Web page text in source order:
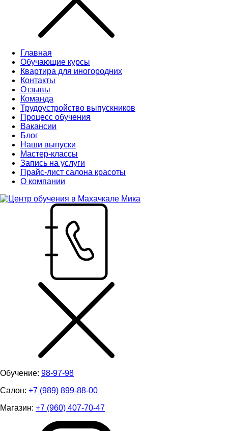
Главная
Обучающие курсы
Квартира для иногородних
Контакты
Отзывы
Команда
Трудоустройство выпускников
Процесс обучения
Вакансии
Блог
Наши выпуски
Мастер-классы
Запись на услуги
Прайс-лист салона красоты
О компании
Обучение: 98-97-98
Салон: +7 (989) 899-88-00
Магазин: +7 (960) 407-70-47